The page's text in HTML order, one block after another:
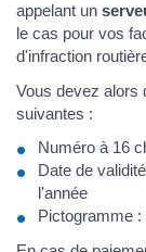
appelant un
le cas pour vos
d'infraction
Vous devez alors
suivantes :
Numéro à 16
Date de
l'année
Pictogramme